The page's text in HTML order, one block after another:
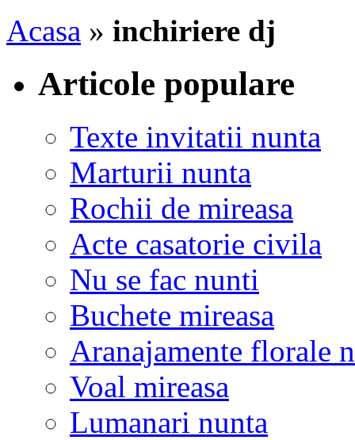
Acasa » inchiriere dj
Articole populare
Texte invitatii nunta
Marturii nunta
Rochii de mireasa
Acte casatorie civila
Nu se fac nunti
Buchete mireasa
Aranajamente florale
Voal mireasa
Lumanari nunta